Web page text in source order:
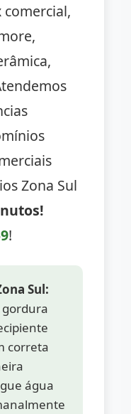
Zona Sul
!
Sul:
gordura
correta
água